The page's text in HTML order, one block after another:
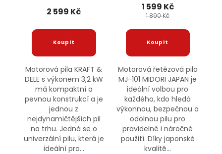
2 599 Kč
Motorová pila KRAFT &
DELE s výkonem 3,2 kW
má kompaktní a
pevnou konstrukcí a je
jednou z
nejdynamičtějších pil
na trhu. Jedná se o
univerzální pilu, která je
ideální pro...
1 599 Kč
1 890 Kč
Motorová řetězová pila
MJ-101 MIDORI JAPAN je
ideální volbou pro
každého, kdo hledá
výkonnou, bezpečnou a
odolnou pilu pro
pravidelné i náročné
použití. Díky japonské
kvalitě...